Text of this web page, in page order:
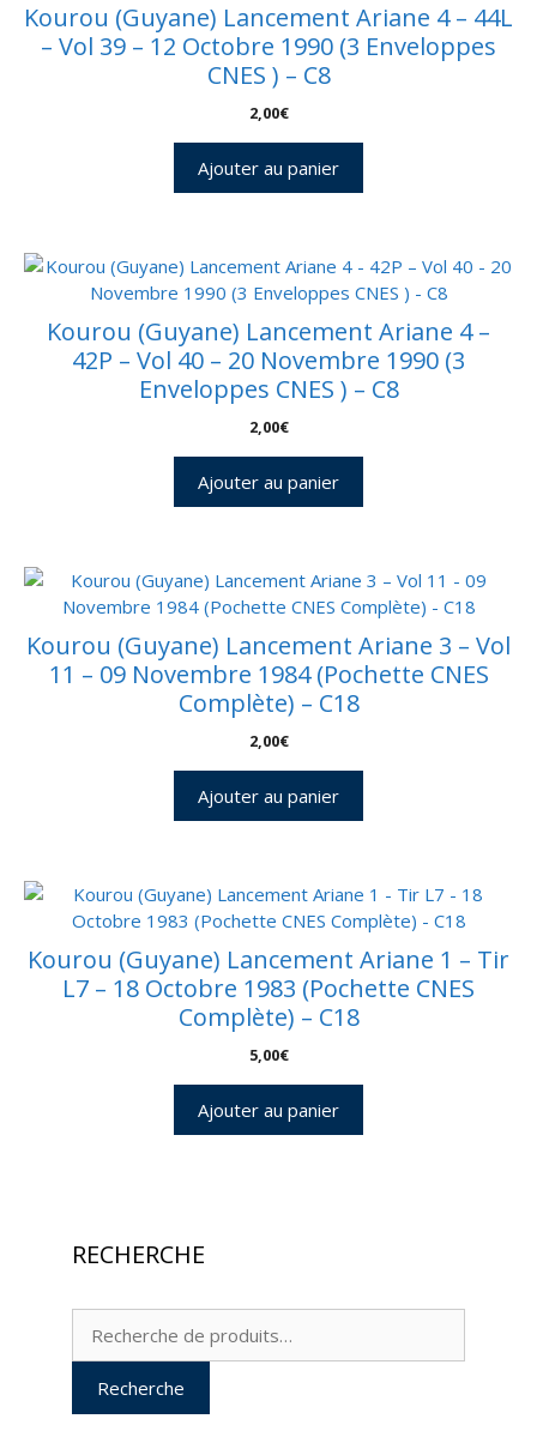
Kourou (Guyane) Lancement Ariane 4 – 44L
– Vol 39 – 12 Octobre 1990 (3 Enveloppes
CNES ) – C8
2,00€
Ajouter au panier
Kourou (Guyane) Lancement Ariane 4 –
42P – Vol 40 – 20 Novembre 1990 (3
Enveloppes CNES ) – C8
2,00€
Ajouter au panier
Kourou (Guyane) Lancement Ariane 3 – Vol
11 – 09 Novembre 1984 (Pochette CNES
Complète) – C18
2,00€
Ajouter au panier
Kourou (Guyane) Lancement Ariane 1 – Tir
L7 – 18 Octobre 1983 (Pochette CNES
Complète) – C18
5,00€
Ajouter au panier
RECHERCHE
Recherche
Recherche